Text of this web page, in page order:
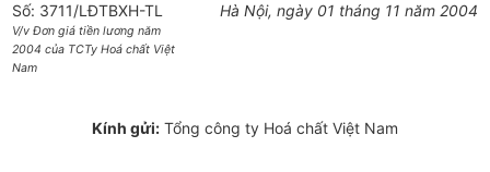
Số: 3711/LĐTBXH-TL
V/v Đơn giá tiền lương năm
2004 của TCTy Hoá chất Việt
Nam
Hà Nội, ngày 01 tháng 11 năm 2004
Kính gửi: Tổng công ty Hoá chất Việt Nam